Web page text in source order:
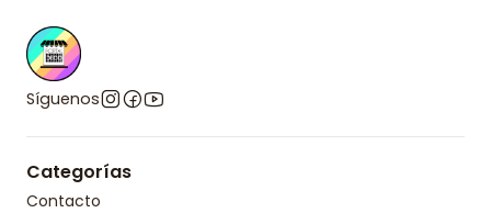
Síguenos
Categorías
Contacto